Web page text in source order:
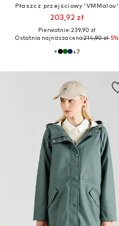
Płaszcz przejściowy 'VMMalou'
203,92 zł
Pierwotnie: 239,90 zł
Ostatnia najniższa cena:214,90 zł-5%
+7